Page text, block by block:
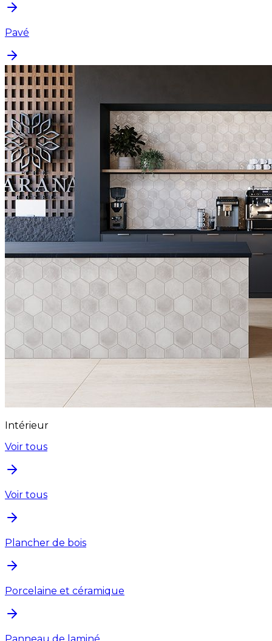
Pavé
Intérieur
Voir tous
Voir tous
Plancher de bois
Porcelaine et céramique